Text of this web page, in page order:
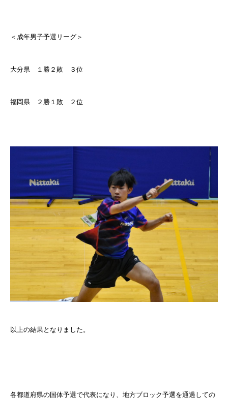
＜成年男子予選リーグ＞
大分県 １勝２敗 ３位
福岡県 ２勝１敗 ２位
以上の結果となりました。
各都道府県の国体予選で代表になり、地方ブロック予選を通過しての